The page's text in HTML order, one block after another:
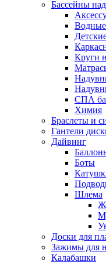
Бассейны
Круги
СПА
Химия
Браслеты и
Гантели
Дайвинг
Боты
Шлема
Доски для
Зажимы для
Калабашки